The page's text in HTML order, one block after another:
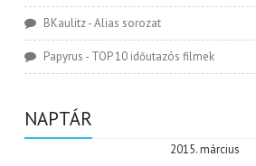
BKaulitz-Alias sorozat
Papyrus - TOP 10 időutazós filmek
NAPTÁR
2015. március